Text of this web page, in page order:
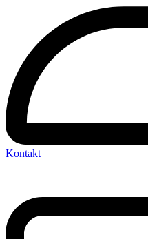
Kontakt